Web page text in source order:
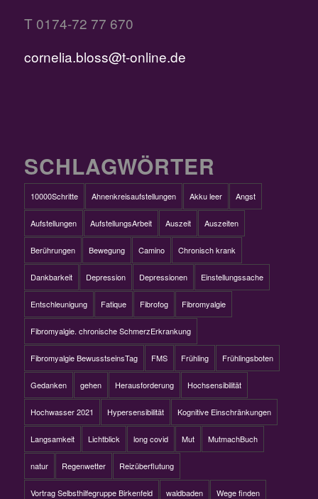
T 0174-72 77 670
cornelia.bloss@t-online.de
SCHLAGWÖRTER
10000Schritte Ahnenkreisaufstellungen Akku leer Angst
Aufstellungen AufstellungsArbeit Auszeit Auszeiten
Berührungen Bewegung Camino Chronisch krank
Dankbarkeit Depression Depressionen Einstellungssache
Entschleunigung Fatique Fibrofog Fibromyalgie
Fibromyalgie. chronische SchmerzErkrankung
Fibromyalgie BewusstseinsTag FMS Frühling Frühlingsboten
Gedanken gehen Herausforderung Hochsensibilität
Hochwasser 2021 Hypersensibilität Kognitive Einschränkungen
Langsamkeit Lichtblick long covid Mut MutmachBuch
natur Regenwetter Reizüberflutung
Vortrag Selbsthilfegruppe Birkenfeld waldbaden Wege finden